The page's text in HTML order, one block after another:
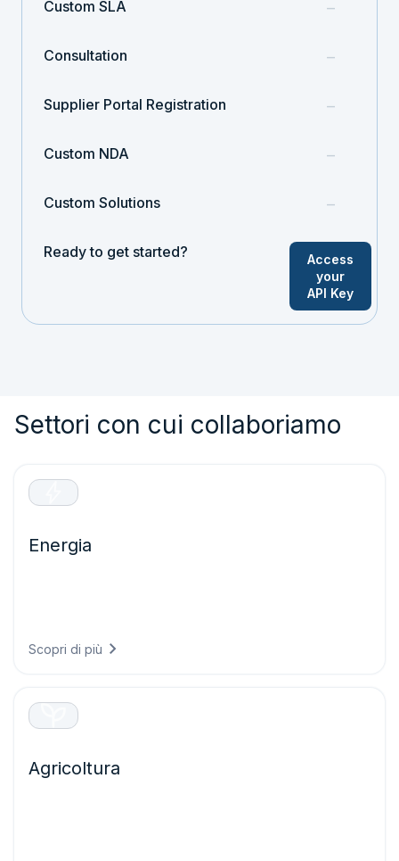
Custom SLA –
Consultation –
Supplier Portal Registration –
Custom NDA –
Custom Solutions –
Ready to get started?
Access
your
API Key
Settori con cui collaboriamo
Energia
Scopri di più
Agricoltura